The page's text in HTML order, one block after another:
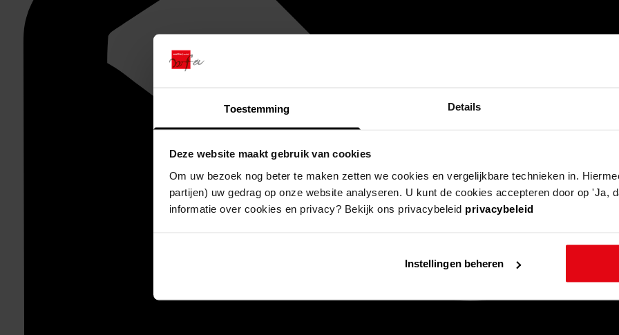
Toestemming Details
Deze website maakt gebruik van cookies
Om uw bezoek nog beter te maken zetten we cookies en vergelijkbare technieken in.
partijen) uw gedrag op onze website analyseren. U kunt de cookies accepteren door op 'Ja,
informatie over cookies en privacy? Bekijk ons privacybeleid privacybeleid
Instellingen beheren